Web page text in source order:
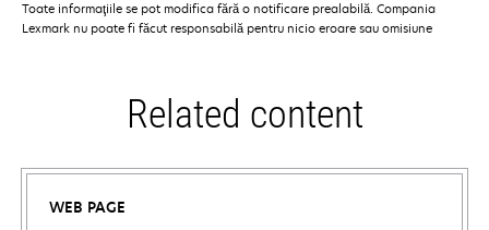
Toate informaţiile se pot modifica fără o notificare prealabilă. Compania
Lexmark nu poate fi făcut responsabilă pentru nicio eroare sau omisiune
Related content
WEB PAGE